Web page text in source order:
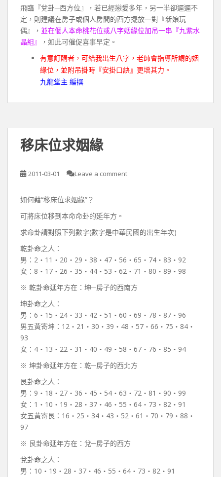
飛臨『兌卦─西方位』，若已經戀愛多年，另一半卻遲遲不
定，則建議在房子或個人房間的西方擺放一對『新娘玩
偶』， 並在個人本命桃花位或八字姻緣位加吊一串『九紫水
晶組』
，如此可催促喜事早定。
有意訂購者，可給我出生八字，老師會指導所謂的姻
緣位，並附吊掛時『安掛口訣』更增其力。
九龍堂主 編撰
移床位求姻緣
2011-03-01 Leave a comment
如何藉“移床位求姻緣”？
可將床位移到本命命卦的延年方。
求命卦請對照下列數字(數字是中華民國的出生年次)
乾卦命之人：
男：2‧11‧20‧29‧38‧47‧56‧65‧74‧83‧92
女：8‧17‧26‧35‧44‧53‧62‧71‧80‧89‧98
※ 乾卦命延年方在：坤─房子的西南方
坤卦命之人：
男：6‧15‧24‧33‧42‧51‧60‧69‧78‧87‧96
男五黃寄坤：12‧21‧30‧39‧48‧57‧66‧75‧84‧
93
女：4‧13‧22‧31‧40‧49‧58‧67‧76‧85‧94
※ 坤卦命延年方在：乾─房子的西北方
艮卦命之人：
男：9‧18‧27‧36‧45‧54‧63‧72‧81‧90‧99
女：1‧10‧19‧28‧37‧46‧55‧64‧73‧82‧91
女五黃寄艮：16‧25‧34‧43‧52‧61‧70‧79‧88‧
97
※ 艮卦命延年方在：兌─房子的西方
兌卦命之人：
男：10‧19‧28‧37‧46‧55‧64‧73‧82‧91